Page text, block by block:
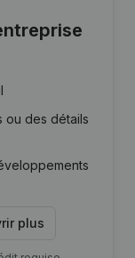
ou des détails
plus